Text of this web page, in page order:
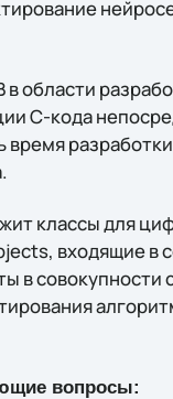
области
C-кода
классы для
входящие в
в совокупности
вопросы: